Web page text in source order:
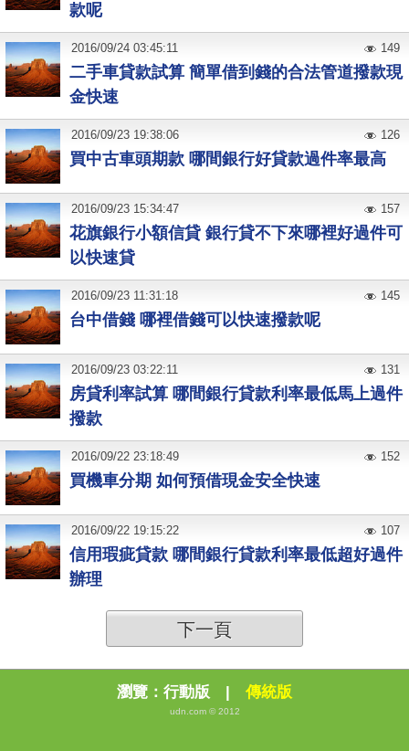
款呢
二手車貸款試算 簡單借到錢的合法管道撥款現
金快速
2016/09/24 03:45:11 149
買中古車頭期款 哪間銀行好貸款過件率最高
2016/09/23 19:38:06 126
花旗銀行小額信貸 銀行貸不下來哪裡好過件可
以快速貸
2016/09/23 15:34:47 157
台中借錢 哪裡借錢可以快速撥款呢
2016/09/23 11:31:18 145
房貸利率試算 哪間銀行貸款利率最低馬上過件
撥款
2016/09/23 03:22:11 131
買機車分期 如何預借現金安全快速
2016/09/22 23:18:49 152
信用瑕疵貸款 哪間銀行貸款利率最低超好過件
辦理
2016/09/22 19:15:22 107
下一頁
瀏覽： 行動版 | 傳統版
udn.com © 2012